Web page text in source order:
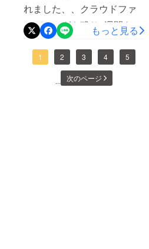
ております。第1段階の目標
である500,000円まであと少
しのところまで来ておりま
す。SNS発信やチラシの配
布・ポスティング、プレス
れました、、クラウドファ
ンディングも残り1週間をき
り、６日になりました。皆
様のおかげで少しずつ目標
金額に近づき、第一段階目
もっと見る
1 2 3 4 5
... 次のページ